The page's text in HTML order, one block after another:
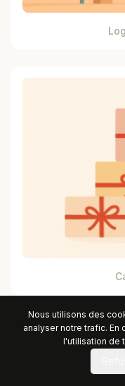
Nous utilisons des
analyser notre trafic. En
l'utilisation de